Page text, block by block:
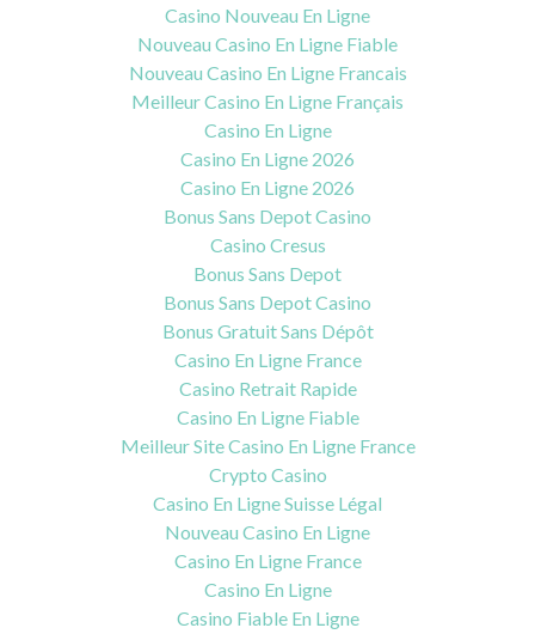
Casino Nouveau En Ligne
Nouveau Casino En Ligne Fiable
Nouveau Casino En Ligne Francais
Meilleur Casino En Ligne Français
Casino En Ligne
Casino En Ligne 2026
Casino En Ligne 2026
Bonus Sans Depot Casino
Casino Cresus
Bonus Sans Depot
Bonus Sans Depot Casino
Bonus Gratuit Sans Dépôt
Casino En Ligne France
Casino Retrait Rapide
Casino En Ligne Fiable
Meilleur Site Casino En Ligne France
Crypto Casino
Casino En Ligne Suisse Légal
Nouveau Casino En Ligne
Casino En Ligne France
Casino En Ligne
Casino Fiable En Ligne